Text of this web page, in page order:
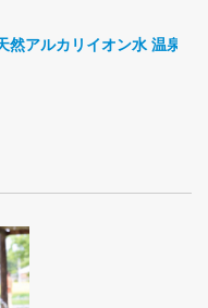
然アルカリイオン水 温泉水